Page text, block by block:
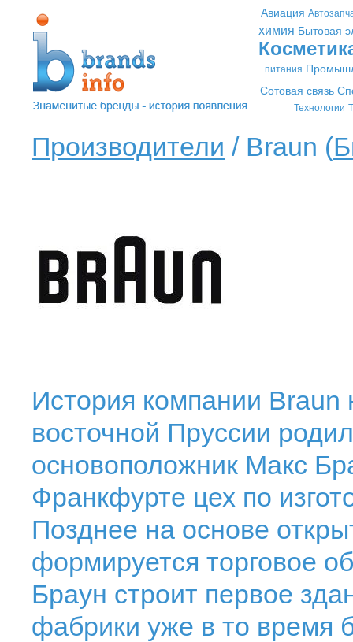
Авиация
химия Бытовая
питания
Сотовая связь
Технологии
Производители / Braun (
История компании Braun
восточной Пруссии
основоположник Макс
Франкфурте цех по
Позднее на основе
формируется торговое
Браун строит первое
фабрики уже в то время